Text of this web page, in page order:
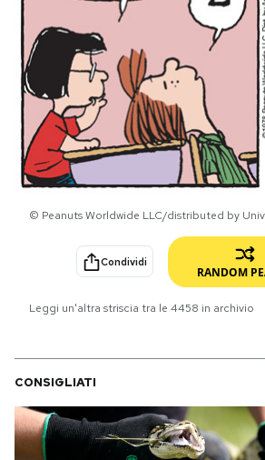
Tecnologia
Internet
Scienza
Cultura
Economia
Sport
Ok
SHOP
© Peanuts Worldwide LLC/distributed by
Condividi
RANDOM
Leggi un'altra striscia tra le 4458 in archivio
CONSIGLIATI